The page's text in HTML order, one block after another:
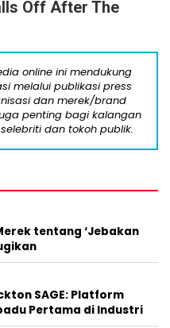
Off After The
online ini mendukung
melalui publikasi press
dan merek/brand
penting bagi kalangan
dan tokoh publik.
tentang ‘Jebakan
SAGE: Platform
Pertama di Industri